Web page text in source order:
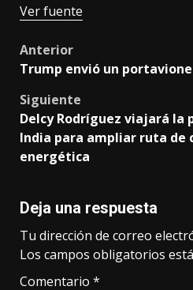
Ver fuente
Post
navigation
Anterior
Trump envió un
Siguiente
Delcy Rodríguez viajará la
India para ampliar ruta de
energética
Deja una respuesta
Tu dirección de correo
Los campos obligatorios
Comentario *